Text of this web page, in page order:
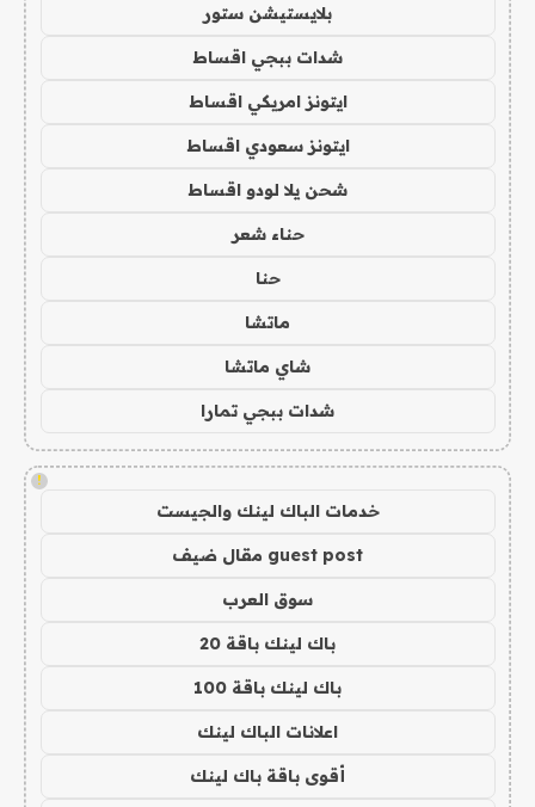
بلايستيشن ستور
شدات ببجي اقساط
ايتونز امريكي اقساط
ايتونز سعودي اقساط
شحن يلا لودو اقساط
حناء شعر
حنا
ماتشا
شاي ماتشا
شدات ببجي تمارا
!
خدمات الباك لينك والجيست
guest post مقال ضيف
سوق العرب
باك لينك باقة 20
باك لينك باقة 100
اعلانات الباك لينك
أقوى باقة باك لينك